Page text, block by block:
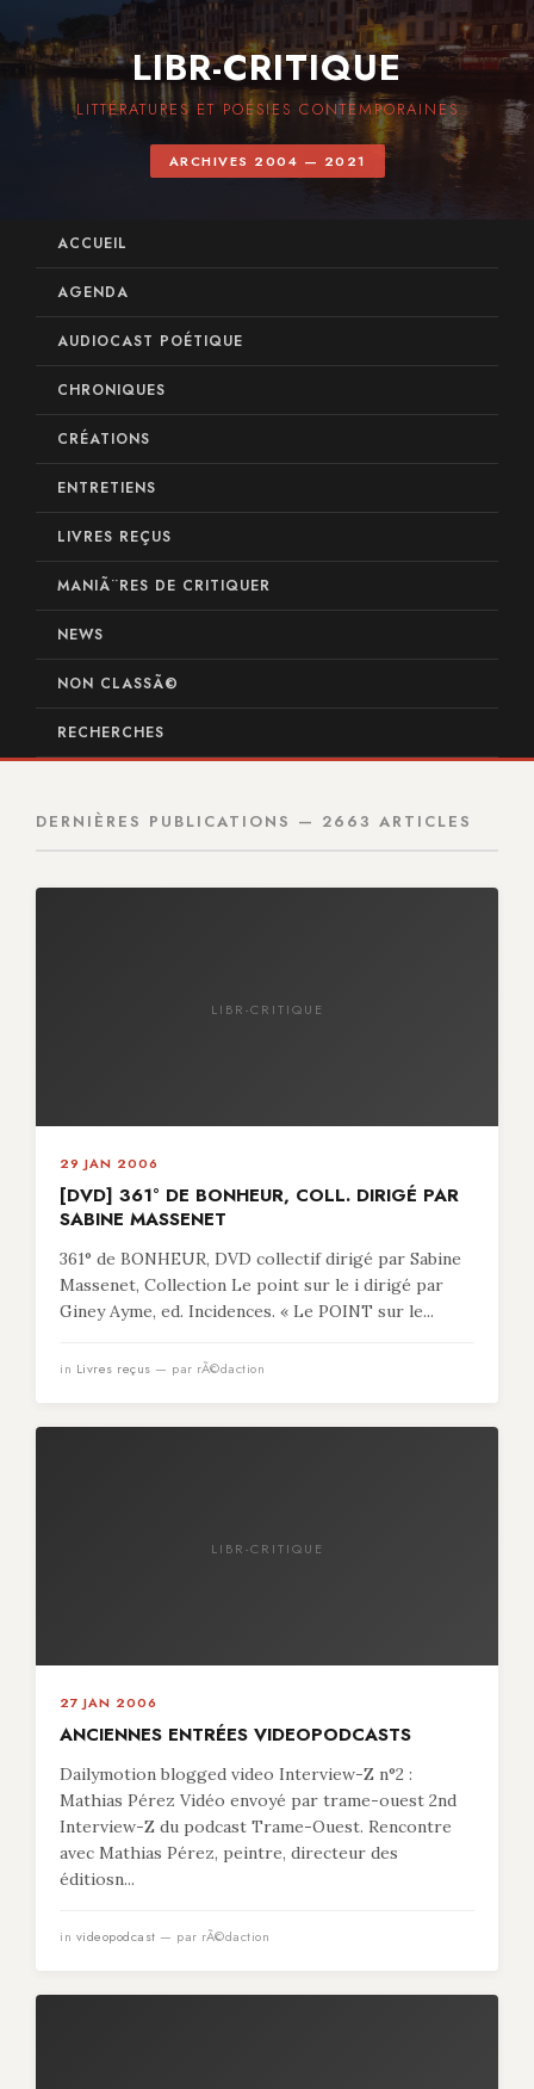
LIBR-CRITIQUE
LITTÉRATURES ET POÉSIES CONTEMPORAINES
ARCHIVES 2004 — 2021
ACCUEIL
AGENDA
AUDIOCAST POÉTIQUE
CHRONIQUES
CRÉATIONS
ENTRETIENS
LIVRES REÇUS
MANIÃ¨RES DE CRITIQUER
NEWS
NON CLASSÃ©
RECHERCHES
DERNIÈRES PUBLICATIONS — 2663 ARTICLES
LIBR-CRITIQUE
29 JAN 2006
[DVD] 361° DE BONHEUR, COLL. DIRIGÉ PAR
SABINE MASSENET
361° de BONHEUR, DVD collectif dirigé par Sabine
Massenet, Collection Le point sur le i dirigé par
Giney Ayme, ed. Incidences. « Le POINT sur le...
in Livres reçus — par rÃ©daction
LIBR-CRITIQUE
27 JAN 2006
ANCIENNES ENTRÉES VIDEOPODCASTS
Dailymotion blogged video Interview-Z n°2 :
Mathias Pérez Vidéo envoyé par trame-ouest 2nd
Interview-Z du podcast Trame-Ouest. Rencontre
avec Mathias Pérez, peintre, directeur des
éditiosn...
in videopodcast — par rÃ©daction